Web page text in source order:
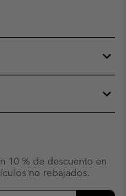
10 % de descuento en
no rebajados.